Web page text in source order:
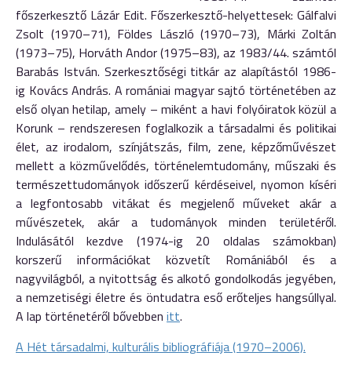
főszerkesztő Lázár Edit. Főszerkesztő-helyettesek: Gálfalvi
Zsolt (1970–71), Földes László (1970–73), Márki Zoltán
(1973–75), Horváth Andor (1975–83), az 1983/44. számtól
Barabás István. Szerkesztőségi titkár az alapítástól 1986-
ig Kovács András. A romániai magyar sajtó történetében az
első olyan hetilap, amely – miként a havi folyóiratok közül a
Korunk – rendszeresen foglalkozik a társadalmi és politikai
élet, az irodalom, színjátszás, film, zene, képzőművészet
mellett a közművelődés, történelemtudomány, műszaki és
természettudományok időszerű kérdéseivel, nyomon kíséri
a legfontosabb vitákat és megjelenő műveket akár a
művészetek, akár a tudományok minden területéről.
Indulásától kezdve (1974-ig 20 oldalas számokban)
korszerű információkat közvetít Romániából és a
nagyvilágból, a nyitottság és alkotó gondolkodás jegyében,
a nemzetiségi életre és öntudatra eső erőteljes hangsúllyal.
A lap történetéről bővebben itt.
A Hét társadalmi, kulturális bibliográfiája (1970–2006).